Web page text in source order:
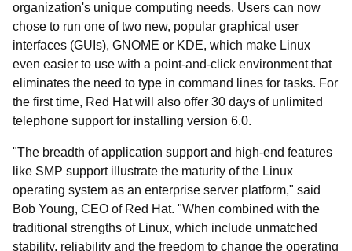
organization's unique computing needs. Users can now
chose to run one of two new, popular graphical user
interfaces (GUIs), GNOME or KDE, which make Linux
even easier to use with a point-and-click environment that
eliminates the need to type in command lines for tasks. For
the first time, Red Hat will also offer 30 days of unlimited
telephone support for installing version 6.0.
"The breadth of application support and high-end features
like SMP support illustrate the maturity of the Linux
operating system as an enterprise server platform," said
Bob Young, CEO of Red Hat. "When combined with the
traditional strengths of Linux, which include unmatched
stability, reliability and the freedom to change the operating